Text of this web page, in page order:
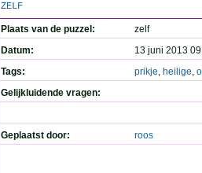
ZELF
Plaats van de puzzel:
zelf
Datum:
13 juni 2013
Tags:
prikje, heilige,
Gelijkluidende vragen:
Geplaatst door: roos